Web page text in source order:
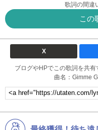
歌詞の間違
この
X
ブログやHPでこの歌詞を共
曲名：Gimme